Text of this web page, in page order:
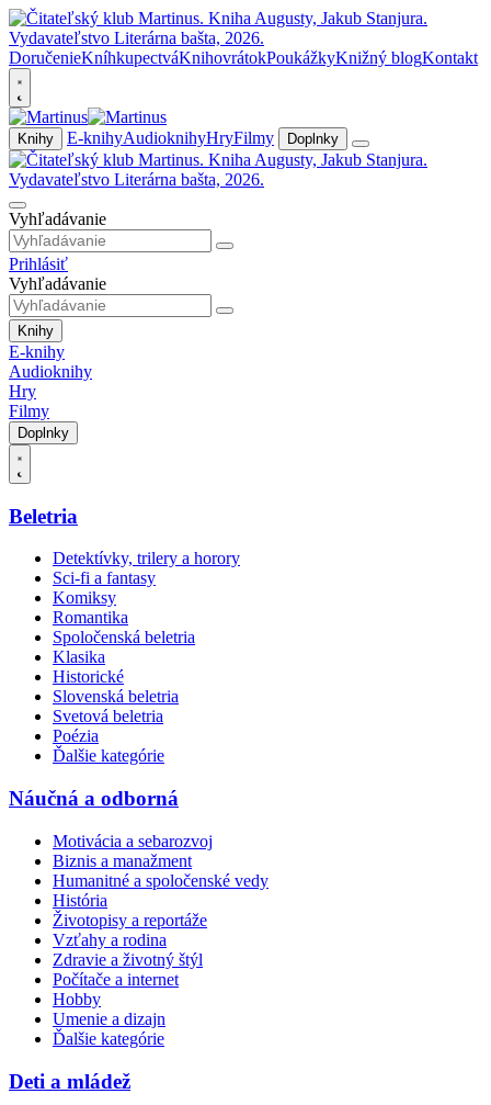
DoručenieKníhkupectváKnihovrátokPoukážkyKnižný blogKontakt
Knihy E-knihyAudioknihyHryFilmy Doplnky
Vyhľadávanie
Prihlásiť
Vyhľadávanie
Knihy
E-knihy
Audioknihy
Hry
Filmy
Doplnky
Beletria
Detektívky, trilery a horory
Sci-fi a fantasy
Komiksy
Romantika
Spoločenská beletria
Klasika
Historické
Slovenská beletria
Svetová beletria
Poézia
Ďalšie kategórie
Náučná a odborná
Motivácia a sebarozvoj
Biznis a manažment
Humanitné a spoločenské vedy
História
Životopisy a reportáže
Vzťahy a rodina
Zdravie a životný štýl
Počítače a internet
Hobby
Umenie a dizajn
Ďalšie kategórie
Deti a mládež